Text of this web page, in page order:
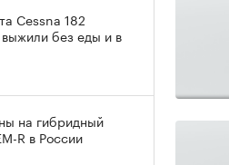
Cessna 182
без еды и в
на гибридный
R в России